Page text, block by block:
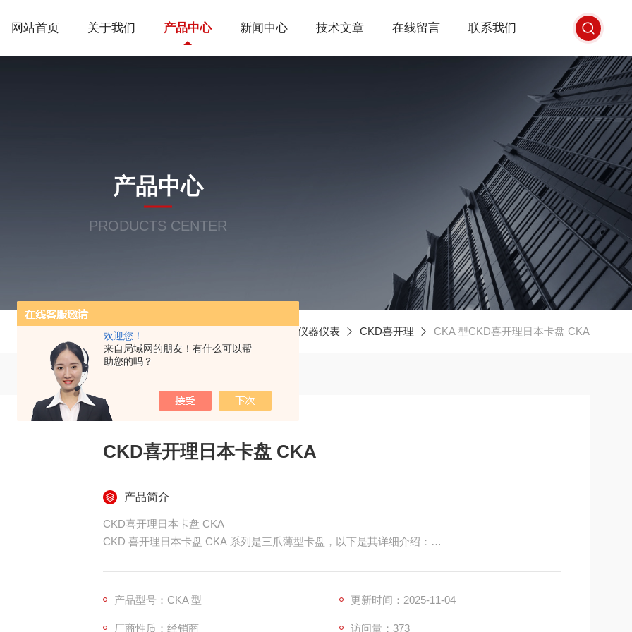
欢迎您！
来自局域网的朋友！有什么可以帮
助您的吗？
网站首页 关于我们 产品中心 新闻中心 技术文章 在线留言 联系我们
产品中心
PRODUCTS CENTER
仪器仪表 CKD喜开理 CKA 型CKD喜开理日本卡盘 CKA
CKD喜开理日本卡盘 CKA
产品简介
CKD喜开理日本卡盘 CKA
CKD 喜开理日本卡盘 CKA 系列是三爪薄型卡盘，以下是其详细介绍：
型机床或机械手等空间有限的设备上，方便操作和使用。
三爪结构：三爪设计能够提供更加稳固的夹持力，均匀地抱紧圆形工件，确保工件的安全夹
产品型号：CKA 型 更新时间：2025-11-04
厂商性质：经销商 访问量：373